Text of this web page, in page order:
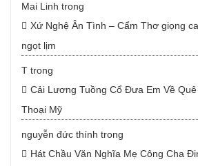
Mai Linh trong
Xứ Nghệ Ân Tình – Cẩm Thơ giọng
ngọt lịm
T trong
Cải Lương Tuồng Cổ Đưa Em Về
Thoại Mỹ
nguyễn đức thính trong
Hát Chầu Văn Nghĩa Mẹ Công Cha